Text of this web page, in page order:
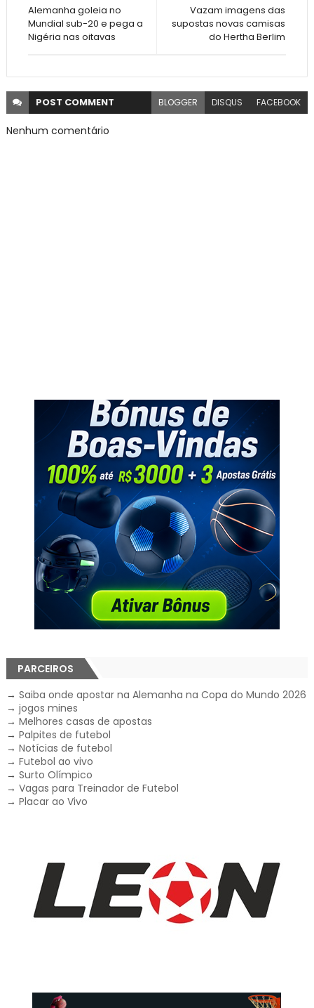
Vazam imagens das
supostas novas camisas
do Hertha Berlim
Alemanha goleia no
Mundial sub-20 e pega a
Nigéria nas oitavas
POST COMMENT BLOGGER DISQUS FACEBOOK
Nenhum comentário
PARCEIROS
→ Saiba onde apostar na Alemanha na Copa do Mundo 2026
→ jogos mines
→ Melhores casas de apostas
→ Palpites de futebol
→ Notícias de futebol
→ Futebol ao vivo
→ Surto Olímpico
→ Vagas para Treinador de Futebol
→ Placar ao Vivo